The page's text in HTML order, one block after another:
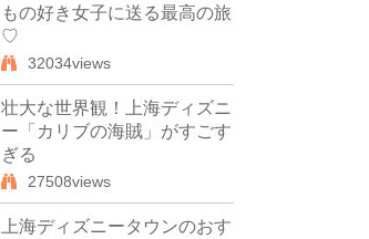
もの好き女子に送る最高の旅
♡
32034views
壮大な世界観！上海ディズニ
ー「カリブの海賊」がすごす
ぎる
27508views
上海ディズニータウンのおす